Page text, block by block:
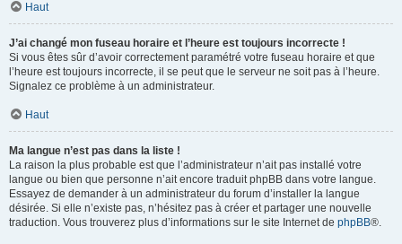
Haut
J’ai changé mon fuseau horaire et l’heure est toujours incorrecte !
Si vous êtes sûr d’avoir correctement paramétré votre fuseau horaire et que
l’heure est toujours incorrecte, il se peut que le serveur ne soit pas à l’heure.
Signalez ce problème à un administrateur.
Haut
Ma langue n’est pas dans la liste !
La raison la plus probable est que l’administrateur n’ait pas installé votre
langue ou bien que personne n’ait encore traduit phpBB dans votre langue.
Essayez de demander à un administrateur du forum d’installer la langue
désirée. Si elle n’existe pas, n’hésitez pas à créer et partager une nouvelle
traduction. Vous trouverez plus d’informations sur le site Internet de phpBB®.